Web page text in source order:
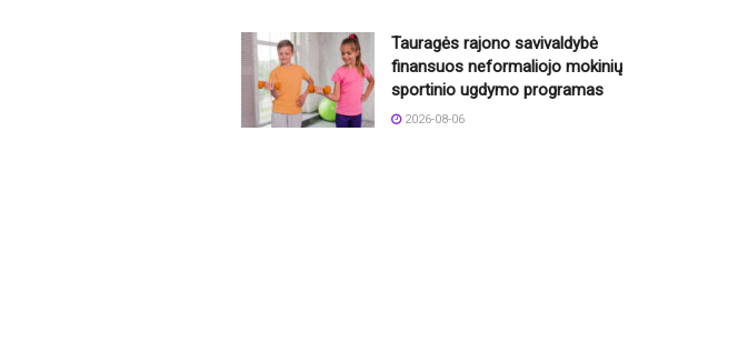
Tauragės rajono savivaldybė
finansuos neformaliojo mokinių
sportinio ugdymo programas
2026-08-06